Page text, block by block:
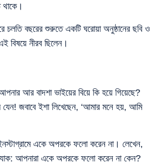
থাকে।
চলতি বছরের শুরুতে একটি ঘরোয়া অনুষ্ঠানের ছবি ও
বিষয়ে নীরব ছিলেন।
আর বাদশা ভাইয়ের বিয়ে কি হয়ে গিয়েছে?
জবাবে ইশা লিখেছেন, ‘আমার মনে হয়, আমি
ইনস্টাগ্রামে একে অপরকে ফলো করেন না। লেখেন,
যাক: আপনারা একে অপরকে ফলো করেন না কেন?